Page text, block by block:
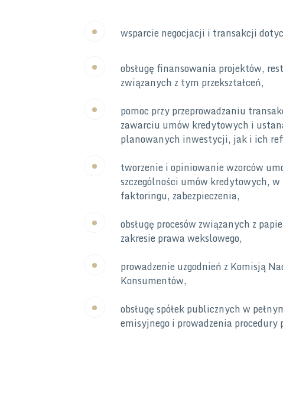
wsparcie negocjacji i transakcji
obsługę finansowania projektów,
związanych z tym przekształceń,
pomoc przy przeprowadzaniu
zawarciu umów kredytowych i
planowanych inwestycji, jak i ich
tworzenie i opiniowanie wzorców
szczególności umów kredytowych,
faktoringu, zabezpieczenia,
obsługę procesów związanych z
zakresie prawa wekslowego,
prowadzenie uzgodnień z Komisją
Konsumentów,
obsługę spółek publicznych w
emisyjnego i prowadzenia procedury